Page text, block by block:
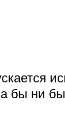
бы ни